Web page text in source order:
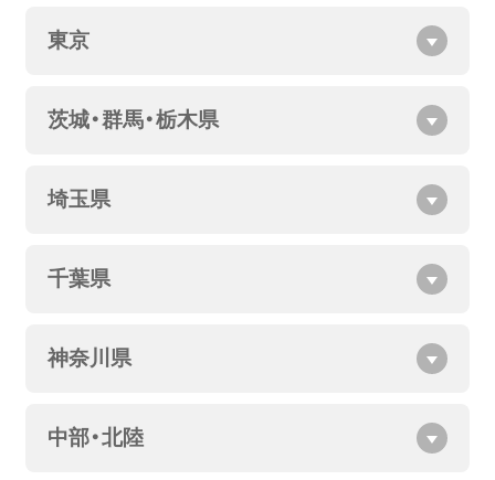
東京
茨城・群馬・栃木県
埼玉県
千葉県
神奈川県
中部・北陸